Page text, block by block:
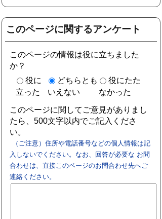
このページに関するアンケート
このページの情報は役に立ちました
か？
役に
立った
どちらとも
いえない
役にたた
なかった
このページに関してご意見がありまし
たら、500文字以内でご記入くださ
い。
（ご注意）住所や電話番号などの個人情報は記
入しないでください。なお、回答が必要な お問
合わせは、直接このページのお問合わせ先へご
連絡ください。